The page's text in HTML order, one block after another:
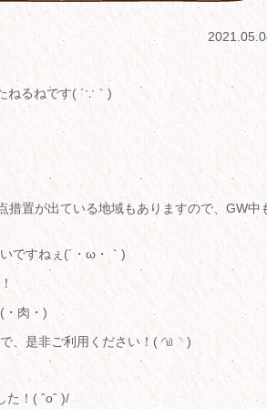
ねるねです( ´∵｀)
置が出ている地域もありますので、GW中
ですねぇ(´・ω・｀)
・肉・)
、是非ご利用ください！( ◜௰◝ )
た！( ˆoˆ )/